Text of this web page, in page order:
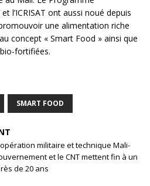
l’ICRISAT ont aussi noué depuis
une alimentation riche
concept « Smart Food » ainsi que
fortifiées.
SMART FOOD
militaire et technique Mali-
et le CNT mettent fin à un
de 20 ans